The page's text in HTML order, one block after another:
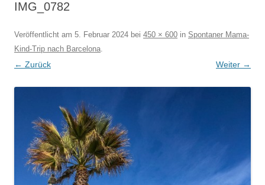
IMG_0782
Veröffentlicht am 5. Februar 2024 bei 450 × 600 in Spontaner Mama-
Kind-Trip nach Barcelona.
← Zurück Weiter →